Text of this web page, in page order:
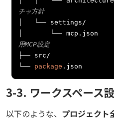
チャ方針
└── settings/
└── mcp .
用MCP設定
├── src/
└──
package . json
3-3. ワークスペース
以下のような、 プロジェクト